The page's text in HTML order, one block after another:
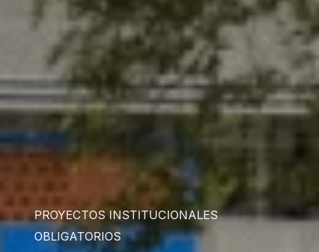
PROYECTOS INSTITUCIONALES
OBLIGATORIOS